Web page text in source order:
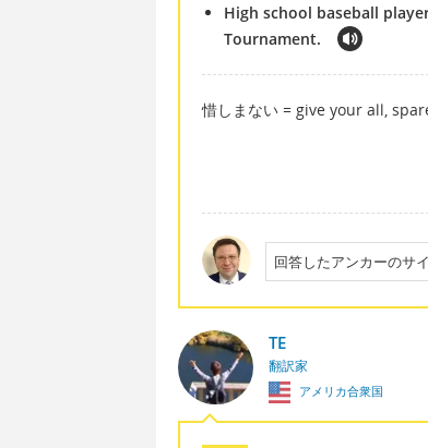
High school baseball
Tournament.
惜しまない = give your all,
回答したアンカーのサ
TE
翻訳家
アメリカ合衆国